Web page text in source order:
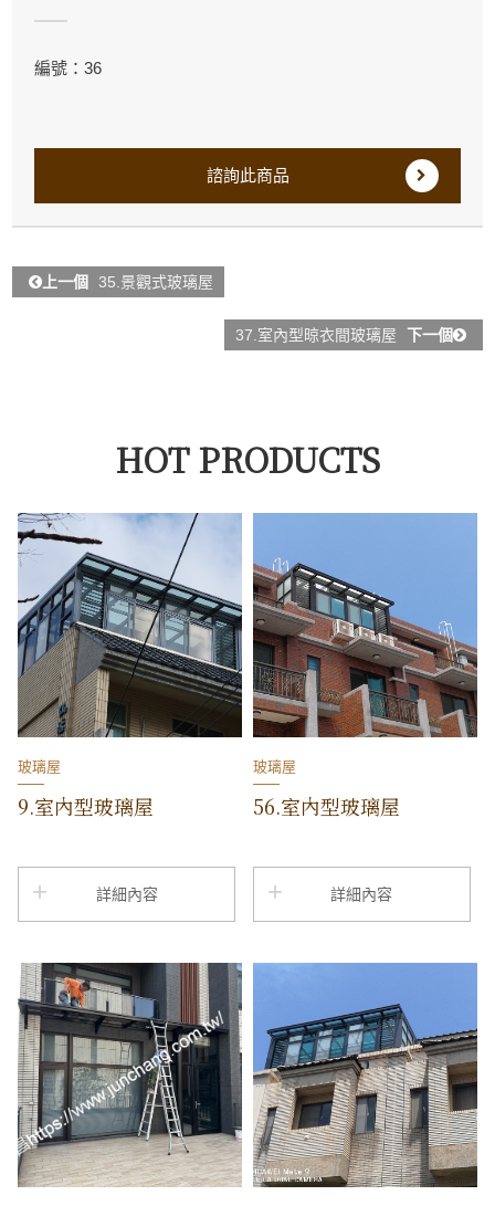
編號：36
諮詢此商品
上一個 35.景觀式玻璃屋
37.室內型晾衣間玻璃屋 下一個
HOT PRODUCTS
玻璃屋
9.室內型玻璃屋
詳細內容
玻璃屋
56.室內型玻璃屋
詳細內容